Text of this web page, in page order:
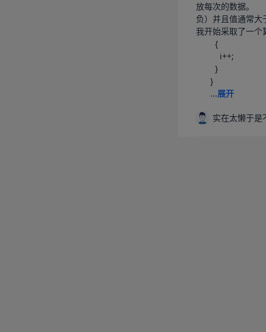
放每次的数据。		在定时器中设置15ms读取一次心率数据。	我们将读取的心率数据进行打印。	可以看到，红外光数据会有一个一个波峰（后来我取了
负）并且值通常大于50。		但是，当我们第一次把手放上去的时候，这个值会趋向无穷大。而这个波峰的地方，就
我开始采取了一
      ...
展开
实在太懒于是